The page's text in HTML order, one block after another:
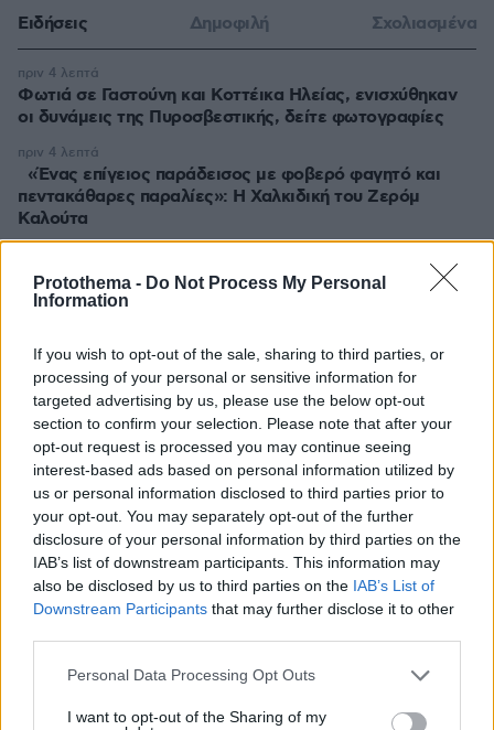
Protothema - Do Not Process My Personal
Information
If you wish to opt-out of the sale, sharing to third parties, or
processing of your personal or sensitive information for
targeted advertising by us, please use the below opt-out
section to confirm your selection. Please note that after your
opt-out request is processed you may continue seeing
interest-based ads based on personal information utilized by
us or personal information disclosed to third parties prior to
your opt-out. You may separately opt-out of the further
disclosure of your personal information by third parties on the
IAB’s list of downstream participants. This information may
also be disclosed by us to third parties on the IAB’s List of
Downstream Participants that may further disclose it to other
Please note that this website/app uses one or more Google
not limited to your visit or usage behaviour. You may click to
Personal Data Processing Opt Outs
I want to opt-out of the Sharing of my
Ειδήσεις Δημοφιλή Σχολιασμένα
Φωτιά σε Γαστούνη και Κοττέικα Ηλείας, ενισχύθηκαν
οι δυνάμεις της Πυροσβεστικής, δείτε φωτογραφίες
πριν 4 λεπτά
«Ένας επίγειος παράδεισος με φοβερό φαγητό και
πεντακάθαρες παραλίες»: Η Χαλκιδική του Ζερόμ
Καλούτα
πριν 4 λεπτά
Στο «κόκκινο» το Χρηματιστήριο, αλλά κράτησε τις
2.600 μονάδες
Το γιοτ του Ζούκερμπεργκ άκουσε κλήση για βοήθεια
από άλλο σκάφος αλλά αδιαφόρησε
Στη φυλακή μετανάστης που βίασε 13χρονη στη
Βρετανία, την προσέγγισε στο Snapchat παριστάνοντας
τον 14χρονο
πριν 7 λεπτά
Το παιχνίδι της υπομονής από ΗΠΑ και Ιράν: Στην
οικονομική ασφυξία ποντάρει ο Τραμπ, στην κόπωση του
Αμερικανού προέδρου η Τεχεράνη
πριν 8 λεπτά
Σκύβετε πάνω από υπολογιστή όλη μέρα; 4 απλές
πριν 9 λεπτά
Την Τετάρτη η κηδεία του Νίκου Καλογερόπουλου